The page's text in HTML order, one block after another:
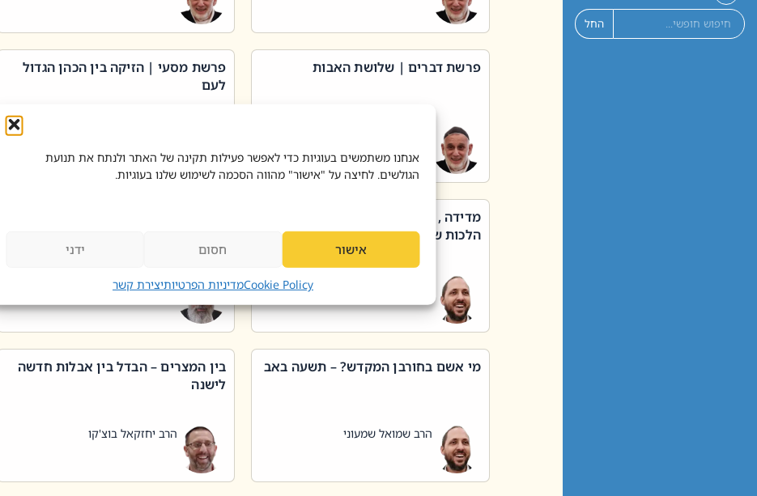
אנחנו משתמשים בעוגיות כדי לאפשר פעילות תקינה של האתר ולנתח את תנועת
הגולשים. לחיצה על "אישור" מהווה הסכמה לשימוש שלנו בעוגיות.
אישור חסום ידני
Cookie Policyמדיניות הפרטיותיצירת קשר
החל
פרשת דברים | שלושת האבות
פרשת מסעי | הזיקה בין הכהן הגדול
לעם
מדידה , קניה , שטיפת כלים בשבת –
הלכות שבת – סימן שכג
הרב יאיר בידני
מי אשם בחורבן המקדש? – תשעה באב
הרב שמואל שמעוני
בין המצרים – הבדל בין אבלות חדשה
לישנה
הרב יחזקאל בוצ'קו